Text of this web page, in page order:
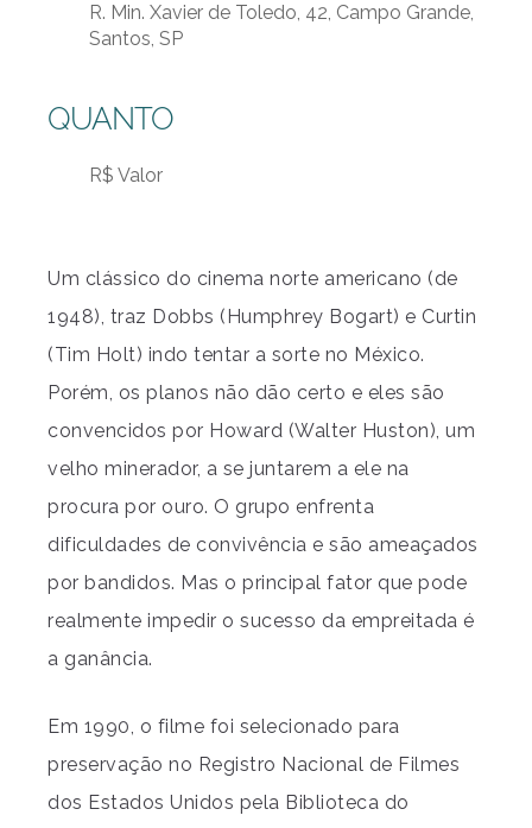
R. Min. Xavier de Toledo, 42, Campo Grande,
Santos, SP
QUANTO
R$ Valor
Um clássico do cinema norte americano (de
1948), traz Dobbs (Humphrey Bogart) e Curtin
(Tim Holt) indo tentar a sorte no México.
Porém, os planos não dão certo e eles são
convencidos por Howard (Walter Huston), um
velho minerador, a se juntarem a ele na
procura por ouro. O grupo enfrenta
dificuldades de convivência e são ameaçados
por bandidos. Mas o principal fator que pode
realmente impedir o sucesso da empreitada é
a ganância.
Em 1990, o filme foi selecionado para
preservação no Registro Nacional de Filmes
dos Estados Unidos pela Biblioteca do